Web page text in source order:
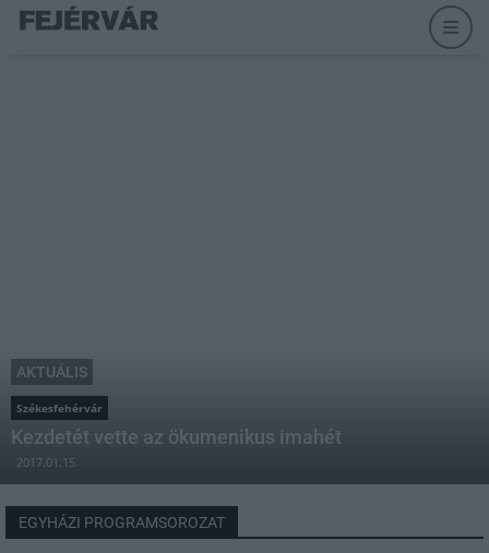
AKTUÁLIS
Székesfehérvár
Kezdetét vette az ökumenikus imahét
2017.01.15
EGYHÁZI PROGRAMSOROZAT